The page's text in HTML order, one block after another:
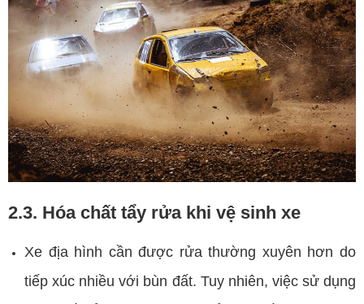
2.3. Hóa chất tẩy rửa khi vệ sinh xe
Xe địa hình cần được rửa thường xuyên hơn do
tiếp xúc nhiều với bùn đất. Tuy nhiên, việc sử dụng